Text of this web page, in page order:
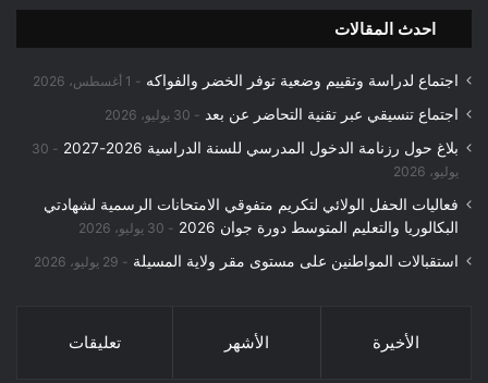
احدث المقالات
اجتماع لدراسة وتقييم وضعية توفر الخضر والفواكه 1 أغسطس، 2026
اجتماع تنسيقي عبر تقنية التحاضر عن بعد 30 يوليو، 2026
بلاغ حول رزنامة الدخول المدرسي للسنة الدراسية 2026-2027
30
يوليو، 2026
فعاليات الحفل الولائي لتكريم متفوقي الامتحانات الرسمية لشهادتي
البكالوريا والتعليم المتوسط دورة جوان 2026
30 يوليو، 2026
استقبالات المواطنين على مستوى مقر ولاية المسيلة 29 يوليو، 2026
الأخيرة الأشهر تعليقات